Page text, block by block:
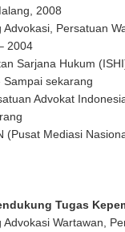
2008
Advokasi, Persatuan
2004
Sarjana Hukum
Sampai sekarang
Advokat
(Pusat Mediasi
Tugas
Advokasi Wartawan,